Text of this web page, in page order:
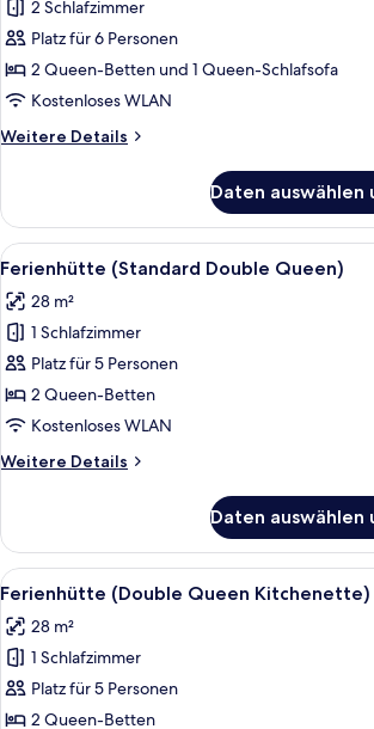
Ferienhütte
anzeigen
2 Schlafzimmer
Platz für 6 Personen
2 Queen-Betten und 1 Queen-Schlafsofa
Kostenloses WLAN
Weitere Details
Weitere
Daten auswählen
Alle
Fotos
für
Ferienhütte
(Standard
Double
Queen)
Ein
7
Ferienhütte (Standard Double Queen)
28 m²
1 Schlafzimmer
Platz für 5 Personen
2 Queen-Betten
Kostenloses WLAN
Weitere Details
Weitere
(Standard
Double
Queen)
Daten auswählen
Alle
Fotos
für
Ferienhütte
(Double
Queen
Ein Zimmer
7
Ferienhütte (Double Queen Kitchenette)
28 m²
1 Schlafzimmer
Platz für 5 Personen
2 Queen-Betten